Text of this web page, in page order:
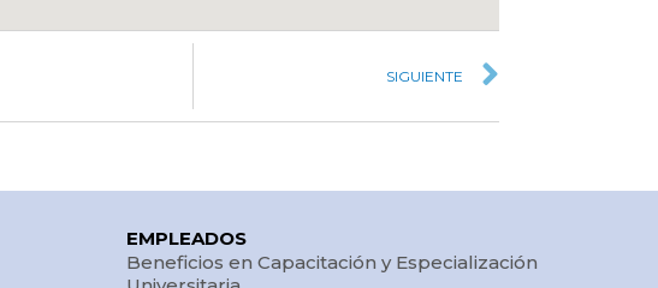
SIGUIENTE
EMPLEADOS
Beneficios en Capacitación y Especialización